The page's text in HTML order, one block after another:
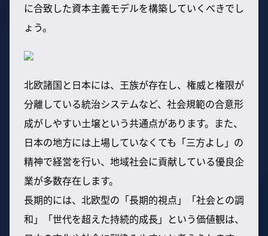
に合致した資本主義モデルを構築していくべきでし
ょう。
北欧諸国と日本には、王族が存在し、権威と権限が
分離している統治システムなど、社会規範の合意形
成がしやすい土壌という共通点があります。また、
日本の地方には上場していなくても「三方よし」の
精神で経営を行い、地域社会に貢献している優良企
業が多数存在します。
長期的には、北欧型の「長期的視点」「社会との調
和」「世代を超えた持続的成長」という価値観は、